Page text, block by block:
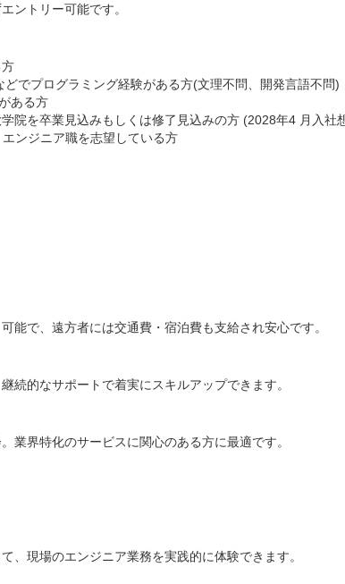
ントリー可能です。
でプログラミング経験がある方(文理不問、開発言語不問)
ある方
院を卒業見込みもしくは修了見込みの方 (2028年4 月入社
ンジニア職を志望している方
で、遠方者には交通費・宿泊費も支給され安心です。
的なサポートで着実にスキルアップできます。
界特化のサービスに関心のある方に最適です。
現場のエンジニア業務を実践的に体験できます。